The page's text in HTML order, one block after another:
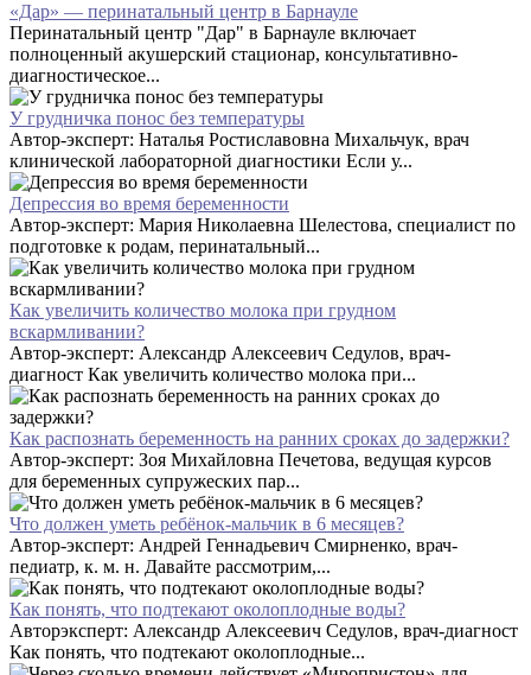
«Дар» — перинатальный центр в Барнауле
Перинатальный центр "Дар" в Барнауле включает
полноценный акушерский стационар, консультативно-
диагностическое...
У грудничка понос без температуры
Автор-эксперт: Наталья Ростиславовна Михальчук, врач
клинической лабораторной диагностики Если у...
Депрессия во время беременности
Автор-эксперт: Мария Николаевна Шелестова, специалист по
подготовке к родам, перинатальный...
Как увеличить количество молока при грудном
вскармливании?
Автор-эксперт: Александр Алексеевич Седулов, врач-
диагност Как увеличить количество молока при...
Как распознать беременность на ранних сроках до задержки?
Автор-эксперт: Зоя Михайловна Печетова, ведущая курсов
для беременных супружеских пар...
Что должен уметь ребёнок-мальчик в 6 месяцев?
Автор-эксперт: Андрей Геннадьевич Смирненко, врач-
педиатр, к. м. н. Давайте рассмотрим,...
Как понять, что подтекают околоплодные воды?
Авторэксперт: Александр Алексеевич Седулов, врач-диагност
Как понять, что подтекают околоплодные...